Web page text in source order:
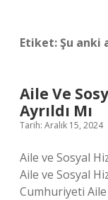
Etiket:Şu anki
Aile Ve
Ayrıldı Mı
Tarih: Aralık 15, 2024
Aile ve Sosyal
Aile ve Sosyal
Cumhuriyeti